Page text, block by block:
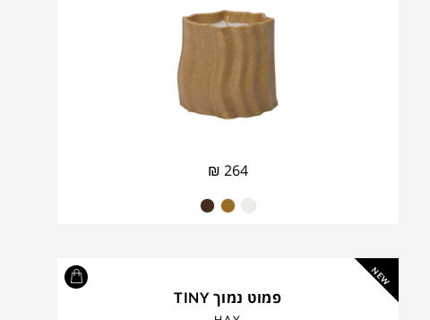
₪ 264
NEW
פמוט נמוך TINY